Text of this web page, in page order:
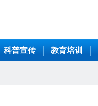
科普宣传 教育培训